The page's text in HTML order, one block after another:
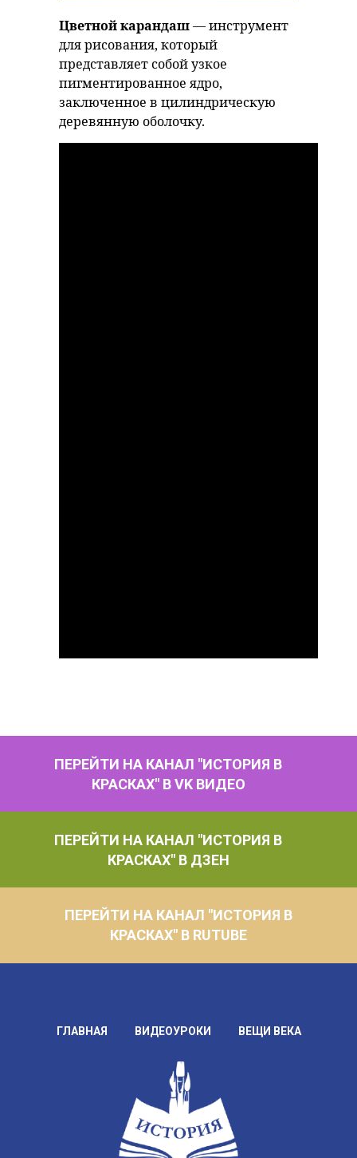
Цветной карандаш— инструмент
для рисования, который
представляет собой узкое
пигментированное ядро,
заключенное в цилиндрическую
деревянную оболочку.
ПЕРЕЙТИ НА КАНАЛ "ИСТОРИЯ В
КРАСКАХ" В VK ВИДЕО
ПЕРЕЙТИ НА КАНАЛ "ИСТОРИЯ В
КРАСКАХ" В ДЗЕН
ПЕРЕЙТИ НА КАНАЛ "ИСТОРИЯ В
КРАСКАХ" В RUTUBE
ГЛАВНАЯ ВИДЕОУРОКИ ВЕЩИ ВЕКА